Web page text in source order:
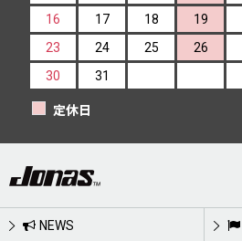
16
17 18 19
23
24 25 26
30
31
定休日
NEWS